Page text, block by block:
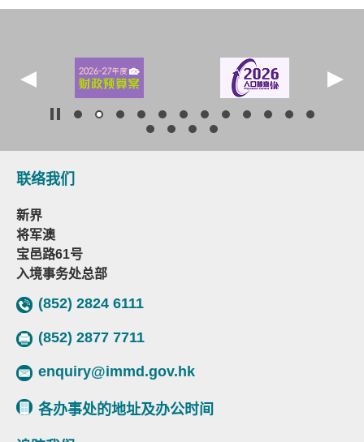
联络我们
新界
将军澳
宝邑路61号
入境事务处总部
(852) 2824 6111
(852) 2877 7711
enquiry@immd.gov.hk
各办事处的地址及办公时间